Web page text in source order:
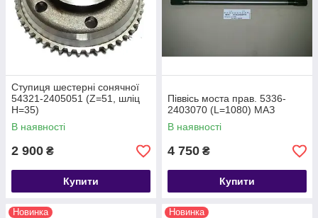
Ступиця шестерні сонячної
54321-2405051 (Z=51, шліц
Н=35)
В наявності
2 900 ₴
Купити
Піввісь моста прав. 5336-
2403070 (L=1080) МАЗ
В наявності
4 750 ₴
Купити
Новинка Новинка